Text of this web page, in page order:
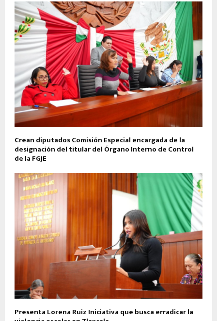
Crean diputados Comisión Especial encargada de la
designación del titular del Órgano Interno de Control
de la FGJE
Presenta Lorena Ruiz Iniciativa que busca erradicar la